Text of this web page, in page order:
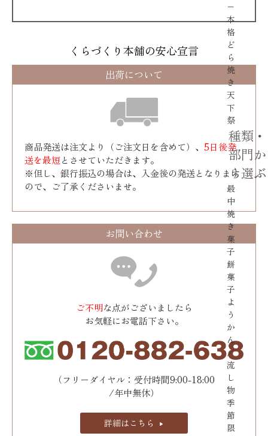
−
本
格
ど
ら
焼
き
天
下
祭
種類・
部門か
ら選ぶ
最
中
焼
き
菓
子
餅
菓
子
よ
う
か
ん
／
流
し
物
季
節
限
くらづくり本舗の安心宣言
出荷について
商品発送は注文より（ご注文日を含めて）、 5日後発
送を最短とさせていただきます。
※但し、銀行振込の場合は、入金後の発送となります
ので、ご了承くださいませ。
お問い合わせ
ご不明な点がございましたら
お気軽にお電話下さい。
（フリーダイヤル：受付時間9:00-18:00
/年中無休）
詳細はこちら